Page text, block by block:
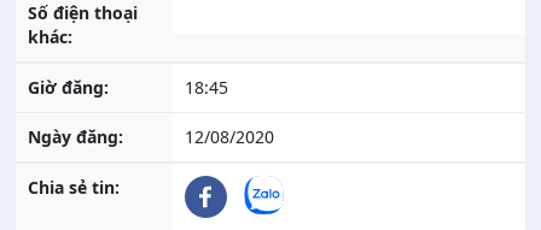
Số điện thoại
khác:
Giờ đăng: 18:45
Ngày đăng: 12/08/2020
Chia sẻ tin: